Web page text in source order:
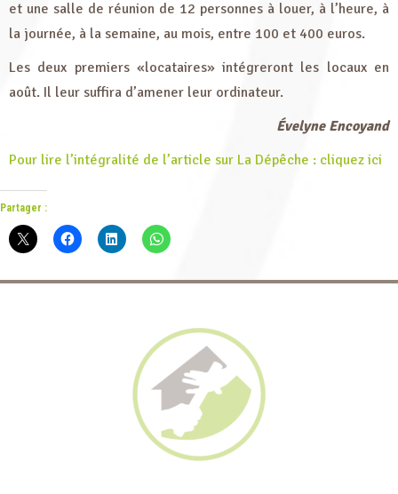
et une salle de réunion de 12 personnes à louer, à l’heure, à
la journée, à la semaine, au mois, entre 100 et 400 euros.
Les deux premiers «locataires» intégreront les locaux en
août. Il leur suffira d’amener leur ordinateur.
Évelyne Encoyand
Pour lire l’intégralité de l’article sur La Dépêche : cliquez ici
Partager :